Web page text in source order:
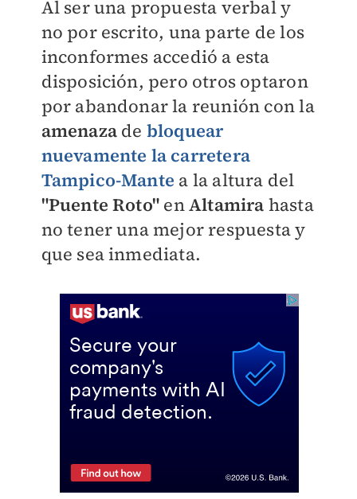
Al ser una propuesta verbal y
no por escrito, una parte de los
inconformes accedió a esta
disposición, pero otros optaron
por abandonar la reunión con la
amenazade bloquear
nuevamente la carretera
Tampico-Mante a la altura del
"Puente Roto" enAltamira hasta
no tener una mejor respuesta y
que sea inmediata.